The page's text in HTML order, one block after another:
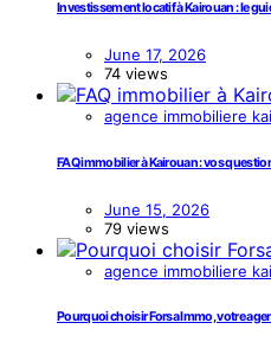
Investissement locatif à Kairouan : le
June 17, 2026
74 views
agence immobiliere
FAQ immobilier à Kairouan : vos
June 15, 2026
79 views
agence immobiliere
Pourquoi choisir Forsa Immo, votre